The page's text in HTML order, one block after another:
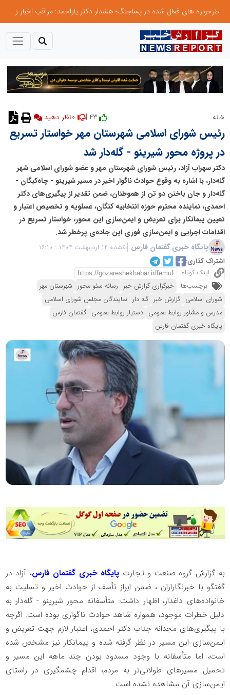
طرحواره های فعال شده در پساجنگ؛ هشدار دکتر یاراحمد: مراقب اخبار زرد و واکنش های هیجانی باشید
خانه 43 |
رئیس شورای اسلامی شهرستان مهر خواستار تسریع
در پروژه محور شیرینو - گله‌دار شد
دکتر سهراب آزاد، رئیس شورای شهرستان مهر و عضو شورای اسلامی شهر
گله‌دار، با اشاره به وقوع حوادث ناگوار اخیر در مسیر شیرینو - چاه‌کبگان -
گله‌دار و جان باختن دو تن از هموطنان، ضمن تقدیر از پیگیری‌های دکتر
احمدی، نماینده محترم حوزه انتخابیه کنگان، عسلویه و تخصیص اعتبار و
تعیین پیمانکار برای تعریض و ایمن‌سازی این محور، خواستار تسریع در
اقدامات اجرایی و ایمن‌سازی فوری این جاده‌ی پرخطر شد.
پایگاه خبری گفتمان فارس یکشنبه 14 اردیبهشت 1404 - 16:10
اشتراک گذاری:
لینک کوتاه
برچسب‌ها: خبرگزاری گزارش خبر رسانه سئو محور شهرستان مهر
شورای اسلامی گزارش خبر گله دار نمایندگان مجلس شورای اسلامی
مدرس و مشاور روابط عمومی دستیار روابط عمومی گفتمان فارس
پایگاه خبری گفتمان فارس
به گزارش گروه صنعت و تجارت پایگاه خبری گفتمان فارس، آزاد در
گفتگو با خبرنگاراران ، ضمن ابراز تأسف از حوادث اخیر و تسلیت به
خانواده‌های داغدار، اظهار داشت: متأسفانه محور شیرینو - گله‌دار به
دلیل خطرات موجود، همواره شاهد حوادث ناگواری بوده است. اگرچه
با پیگیری‌های مجدانه جناب دکتر احمدی، اعتبار لازم جهت تعریض و
ایمن‌سازی این مسیر در نظر گرفته شده و پیمانکار نیز مشخص شده
است، اما متأسفانه با وجود مسدود بودن چند ماهه این مسیر و
تحمیل مسیرهای طولانی‌تر به مردم، اقدام چشمگیری در راستای
ایمن‌سازی آن مشاهده نشده است.